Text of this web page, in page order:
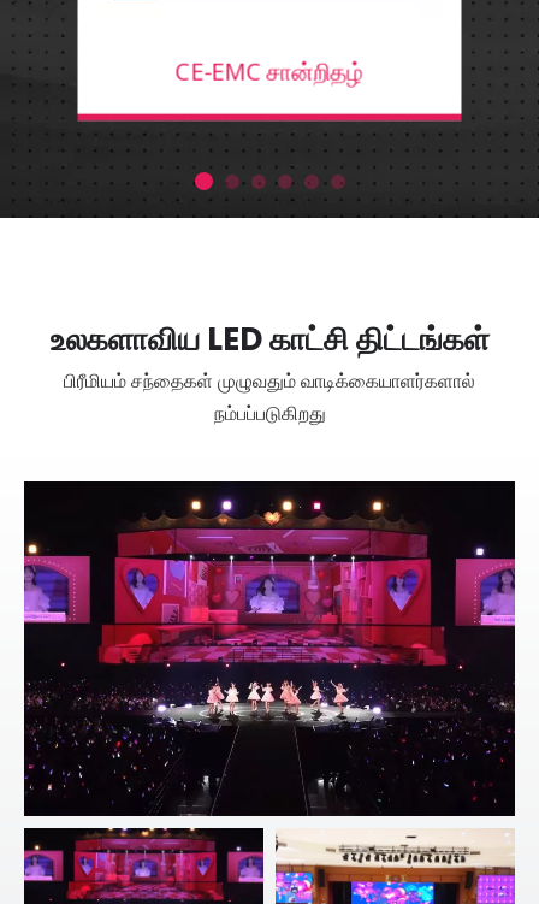
CE-EMC சான்றிதழ்
உலகளாவிய LED காட்சி திட்டங்கள்
பிரீமியம் சந்தைகள் முழுவதும் வாடிக்கையாளர்களால்
நம்பப்படுகிறது